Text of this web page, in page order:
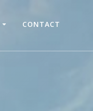
CONTACT